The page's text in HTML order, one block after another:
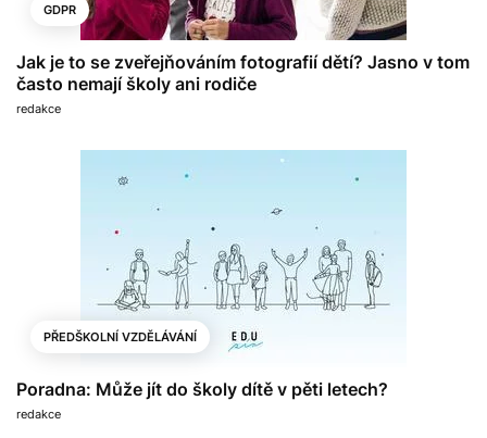
GDPR
Jak je to se zveřejňováním fotografií dětí? Jasno v tom
často nemají školy ani rodiče
redakce
PŘEDŠKOLNÍ VZDĚLÁVÁNÍ
Poradna: Může jít do školy dítě v pěti letech?
redakce